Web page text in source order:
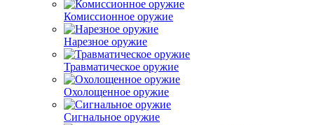
Комиссионное оружие
Нарезное оружие
Травматическое оружие
Охолощенное оружие
Сигнальное оружие